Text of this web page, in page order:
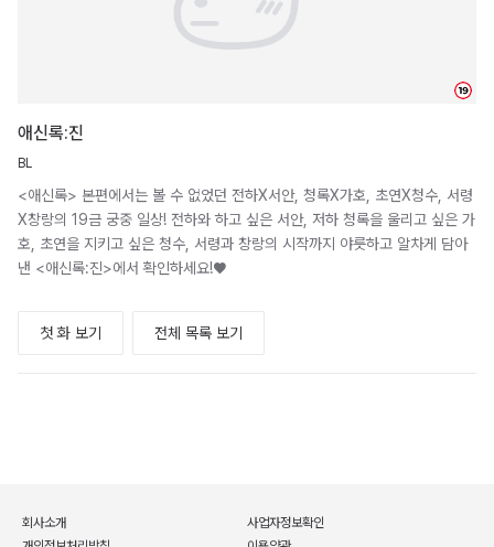
애신록:진
BL
<애신록> 본편에서는 볼 수 없었던 전하X서안, 청록X가호, 초연X청수, 서령
X창랑의 19금 궁중 일상! 전하와 하고 싶은 서안, 저하 청록을 울리고 싶은 가
호, 초연을 지키고 싶은 청수, 서령과 창랑의 시작까지 야릇하고 알차게 담아
낸 <애신록:진>에서 확인하세요!♥
첫 화 보기 전체 목록 보기
회사소개
사업자정보확인